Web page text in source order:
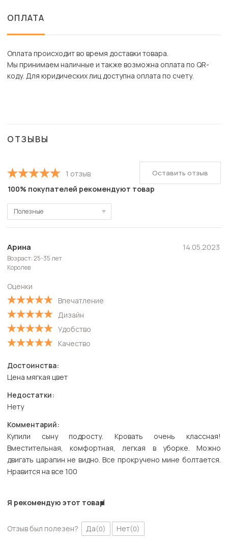
ОПЛАТА
Оплата происходит во время доставки товара.
Мы принимаем наличные и также возможна оплата по QR-
коду. Для юридических лиц доступна оплата по счету.
ОТЗЫВЫ
1 отзыв
100% покупателей рекомендуют товар
Полезные
Полезные
Новые
Старые
С низкой оценкой
Арина
Возраст: 25-35 лет
Королев
Оценки
Впечатление
Дизайн
Удобство
Качество
14.05.2023
Достоинства:
Цена мягкая цвет
Недостатки:
Нету
Комментарий:
Купили сыну подросту. Кровать очень классная!
Вместительная, комфортная, легкая в уборке. Можно
двигать царапин не видно. Все прокручено мине болтается.
Нравится на все 100
Я рекомендую этот товар
Отзыв был полезен? Да(0) Нет(0)
Оставить отзыв